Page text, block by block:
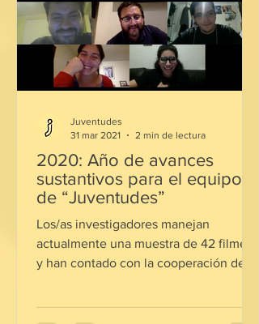
2020: Año de avances
sustantivos para el equipo
de “Juventudes”
Los/as investigadores manejan
actualmente una muestra de 42 filmes,
y han contado con la cooperación de la
Juventudes
31 mar 2021
2 min de lectura